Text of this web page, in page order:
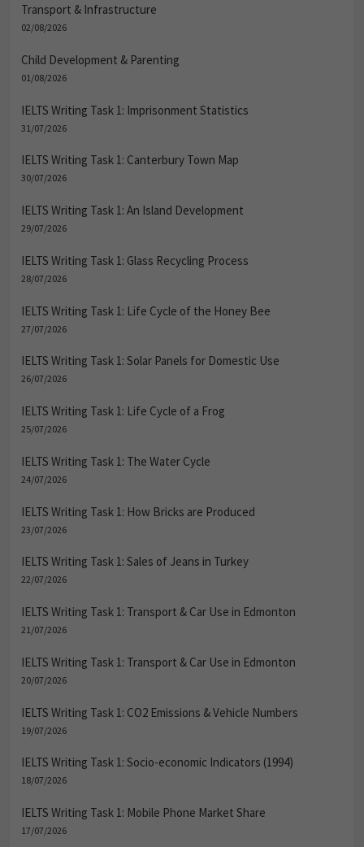
Transport & Infrastructure
02/08/2026
Child Development & Parenting
01/08/2026
IELTS Writing Task 1: Imprisonment Statistics
31/07/2026
IELTS Writing Task 1: Canterbury Town Map
30/07/2026
IELTS Writing Task 1: An Island Development
29/07/2026
IELTS Writing Task 1: Glass Recycling Process
28/07/2026
IELTS Writing Task 1: Life Cycle of the Honey Bee
27/07/2026
IELTS Writing Task 1: Solar Panels for Domestic Use
26/07/2026
IELTS Writing Task 1: Life Cycle of a Frog
25/07/2026
IELTS Writing Task 1: The Water Cycle
24/07/2026
IELTS Writing Task 1: How Bricks are Produced
23/07/2026
IELTS Writing Task 1: Sales of Jeans in Turkey
22/07/2026
IELTS Writing Task 1: Transport & Car Use in Edmonton
21/07/2026
IELTS Writing Task 1: Transport & Car Use in Edmonton
20/07/2026
IELTS Writing Task 1: CO2 Emissions & Vehicle Numbers
19/07/2026
IELTS Writing Task 1: Socio-economic Indicators (1994)
18/07/2026
IELTS Writing Task 1: Mobile Phone Market Share
17/07/2026